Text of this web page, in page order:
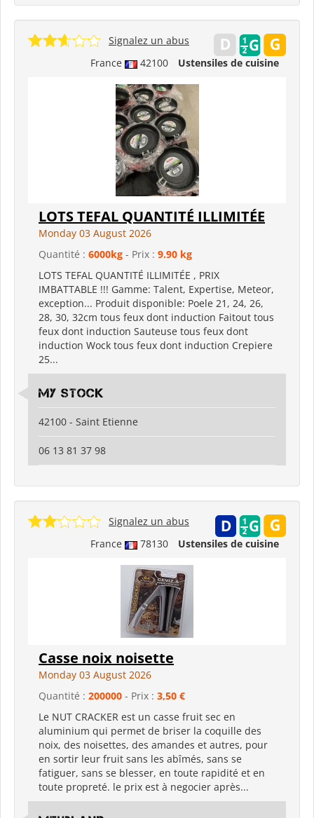
France 42100 Ustensiles de cuisine
Signalez un abus
LOTS TEFAL QUANTITÉ ILLIMITÉE
Monday 03 August 2026
Quantité : 6000kg - Prix : 9.90 kg
LOTS TEFAL QUANTITÉ ILLIMITÉE , PRIX
IMBATTABLE !!! Gamme: Talent, Expertise, Meteor,
exception... Produit disponible: Poele 21, 24, 26,
28, 30, 32cm tous feux dont induction Faitout tous
feux dont induction Sauteuse tous feux dont
induction Wock tous feux dont induction Crepiere
25...
my stock
42100 - Saint Etienne
06 13 81 37 98
France 78130 Ustensiles de cuisine
Signalez un abus
Casse noix noisette
Monday 03 August 2026
Quantité : 200000 - Prix : 3,50 €
Le NUT CRACKER est un casse fruit sec en
aluminium qui permet de briser la coquille des
noix, des noisettes, des amandes et autres, pour
en sortir leur fruit sans les abîmés, sans se
fatiguer, sans se blesser, en toute rapidité et en
toute propreté. le prix est à negocier après...